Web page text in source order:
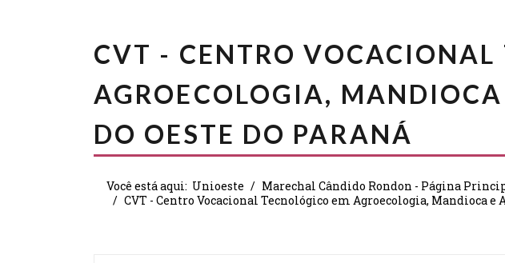
CVT - CENTRO VOCACIONAL
AGROECOLOGIA,
DO OESTE DO PARANÁ
Você está aqui: Unioeste Marechal Cândido Rondon - Página
CVT - Centro Vocacional Tecnológico em Agroecologia, Mandioca